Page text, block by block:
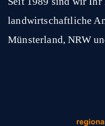
landwirtschaftliche
Münsterland, NRW